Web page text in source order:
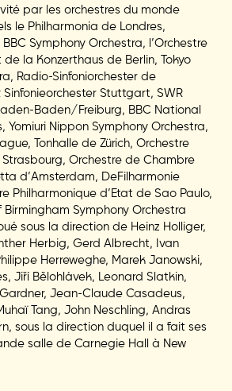
par les orchestres du monde
le Philharmonia de Londres,
Symphony Orchestra, l’Orchestre
la Konzerthaus de Berlin, Tokyo
Radio-Sinfoniorchester de
Stuttgart, SWR
Baden/Freiburg, BBC National
Yomiuri Nippon Symphony Orchestra,
Tonhalle de Zürich, Orchestre
Orchestre de Chambre
d’Amsterdam, DeFilharmonie
Philharmonique d’Etat de Sao Paulo,
Symphony Orchestra
sous la direction de Heinz Holliger,
Herbig, Gerd Albrecht, Ivan
Herreweghe, Marek Janowski,
Jiří Bělohlávek, Leonard Slatkin,
Jean-Claude Casadeus,
Tang, John Neschling, Andras
sous la direction duquel il a fait ses
salle de Carnegie Hall à New